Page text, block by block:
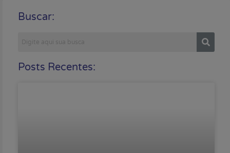
Buscar:
Posts Recentes: